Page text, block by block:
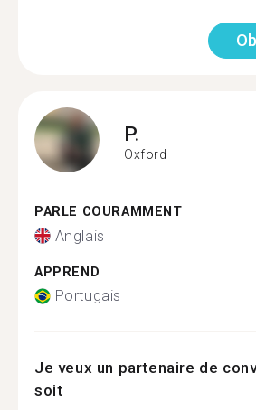
P.
Oxford
PARLE COURAMMENT
Anglais
APPREND
Portugais
Je veux un partenaire de
soit